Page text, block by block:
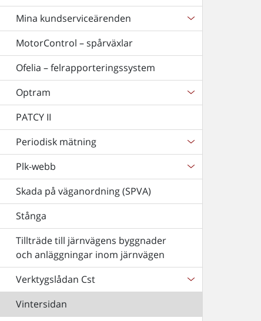
Mina kundserviceärenden
MotorControl – spårväxlar
Ofelia – felrapporteringssystem
Optram
PATCY II
Periodisk mätning
Plk-webb
Skada på väganordning (SPVA)
Stånga
Tillträde till järnvägens byggnader
och anläggningar inom järnvägen
Verktygslådan Cst
Vintersidan